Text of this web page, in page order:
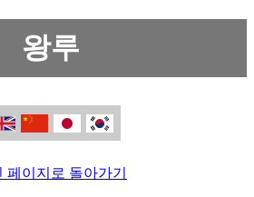
왕루
페이지로 돌아가기